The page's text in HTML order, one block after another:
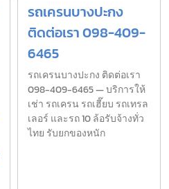
รถเครนบางปะกง
ติดต่อเรา 098-409-
6465
รถเครนบางปะกง ติดต่อเรา
098-409-6465 — บริการให้
เช่า รถเครน รถเฮี๊ยบ รถเทรล
เลอร์ และรถ 10 ล้อรับจ้างทั่ว
ไทย รับยกของหนัก